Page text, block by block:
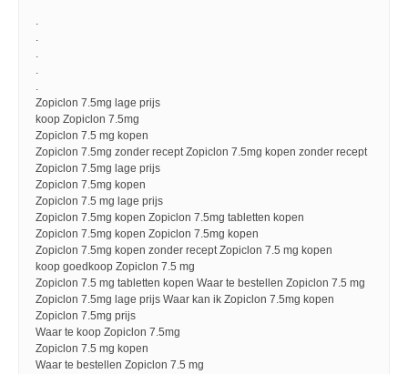
.
.
.
.
.
Zopiclon 7.5mg lage prijs
koop Zopiclon 7.5mg
Zopiclon 7.5 mg kopen
Zopiclon 7.5mg zonder recept Zopiclon 7.5mg kopen zonder recept
Zopiclon 7.5mg lage prijs
Zopiclon 7.5mg kopen
Zopiclon 7.5 mg lage prijs
Zopiclon 7.5mg kopen Zopiclon 7.5mg tabletten kopen
Zopiclon 7.5mg kopen Zopiclon 7.5mg kopen
Zopiclon 7.5mg kopen zonder recept Zopiclon 7.5 mg kopen
koop goedkoop Zopiclon 7.5 mg
Zopiclon 7.5 mg tabletten kopen Waar te bestellen Zopiclon 7.5 mg
Zopiclon 7.5mg lage prijs Waar kan ik Zopiclon 7.5mg kopen
Zopiclon 7.5mg prijs
Waar te koop Zopiclon 7.5mg
Zopiclon 7.5 mg kopen
Waar te bestellen Zopiclon 7.5 mg